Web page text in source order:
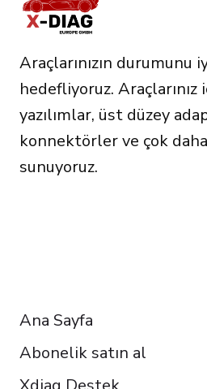
Araçlarınızın durumunu
hedefliyoruz.
yazılımlar, üst düzey
konnektörler ve çok daha
sunuyoruz.
Ana Sayfa
Abonelik satın al